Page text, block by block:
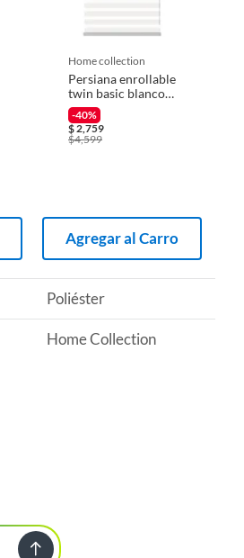
home collection
Persiana enrollable
twin basic blanco
1.55mx2.40m
-40%
$2,759
$4,599
Agregar al Carro
Poliéster
Home Collection